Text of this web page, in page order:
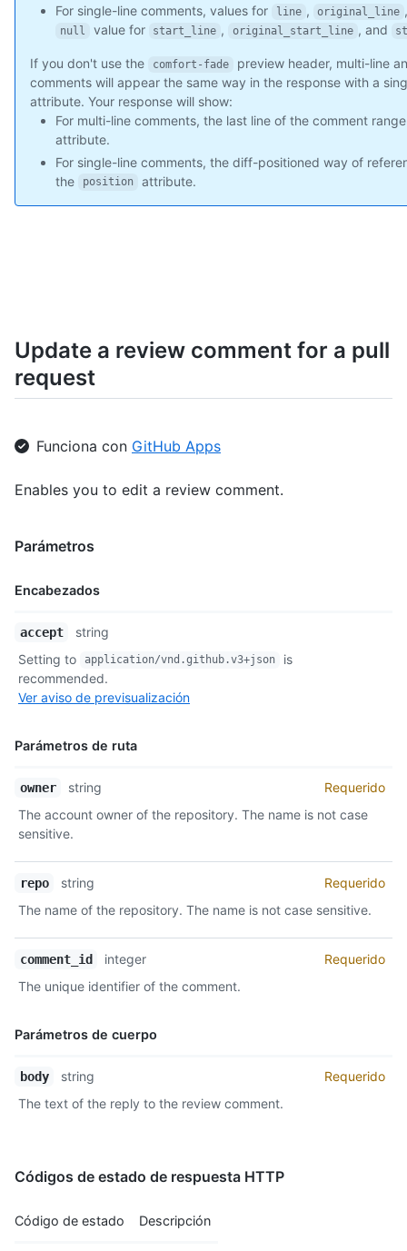
  "_links": {
    "self": {
    },
    "html": {
"href": "https://github.com/octocat/Hello-World/pull/
    },
    "pull_request": {
  "start_line": 1,
For single-line comments, values for
line , original_line
null value for start_line , original_start_line , and
If you don't use the comfort-fade
preview header, multi-line
comments will appear the same way in the response with a
attribute. Your response will show:
For multi-line comments, the last line of the comment
attribute.
For single-line comments, the diff-positioned way of
the
position attribute.
Update a review comment for a pull
request
Funciona con GitHub Apps
Enables you to edit a review comment.
Parámetros
Encabezados
Nombre,
Descripción
accept
string
Setting to
application/vnd.github.v3+json
is
recommended.
Ver aviso de previsualización
Parámetros de ruta
Nombre,
Descripción
owner string
Requerido
The account owner of the repository. The name is not case
sensitive.
repo string
Requerido
The name of the repository. The name is not case sensitive.
comment_id integer
Requerido
The unique identifier of the comment.
Parámetros de cuerpo
Nombre,
Descripción
body string
Requerido
The text of the reply to the review comment.
Códigos de estado de respuesta HTTP
Código de estado Descripción